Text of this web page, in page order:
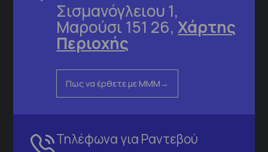
Σισμανόγλειου 1,
Μαρούσι 151 26,Χάρτης
Περιοχής
Πως να έρθετε με ΜΜΜ
Τηλέφωνα για Ραντεβού